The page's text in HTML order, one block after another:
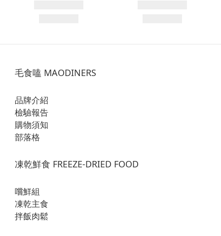
毛食嗑 MAODINERS
品牌介紹
檢驗報告
購物須知
部落格
凍乾鮮食 FREEZE-DRIED FOOD
嚐鮮組
凍乾主食
拌飯肉鬆